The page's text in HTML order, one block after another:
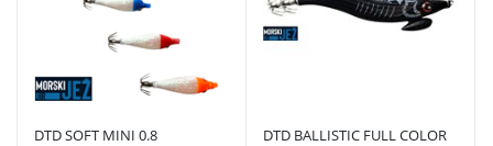
DTD SOFT MINI 0.8
DTD BALLISTIC FULL COLOR